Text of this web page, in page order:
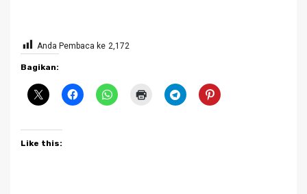
Anda Pembaca ke 2,172
Bagikan:
Like this: